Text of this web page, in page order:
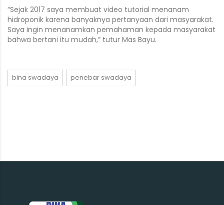
“Sejak 2017 saya membuat video tutorial menanam
hidroponik karena banyaknya pertanyaan dari masyarakat.
Saya ingin menanamkan pemahaman kepada masyarakat
bahwa bertani itu mudah,” tutur Mas Bayu.
bina swadaya penebar swadaya